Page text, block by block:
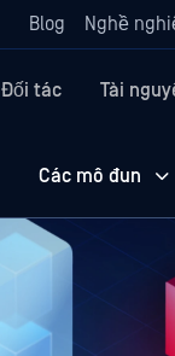
Blog Nghề
Đối tác Tài
Các mô đun